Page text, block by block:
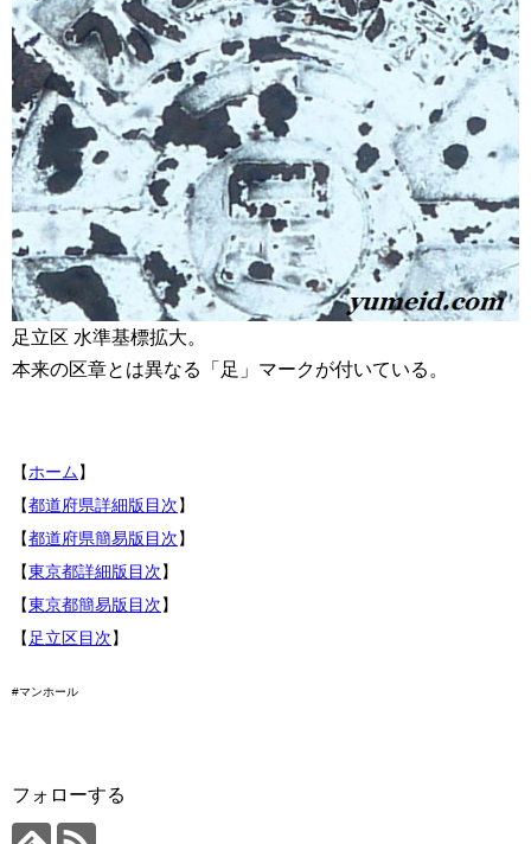
足立区 水準基標拡大。
本来の区章とは異なる「足」マークが付いている。
【ホーム】
【都道府県詳細版目次】
【都道府県簡易版目次】
【東京都詳細版目次】
【東京都簡易版目次】
【 足立区目次】
#マンホール
フォローする